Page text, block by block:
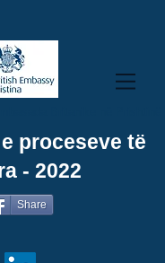
proceseve të
- 2022
Share